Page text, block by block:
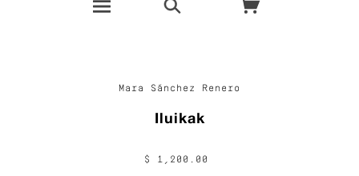
Mara Sánchez Renero
Iluikak
$ 1,200.00